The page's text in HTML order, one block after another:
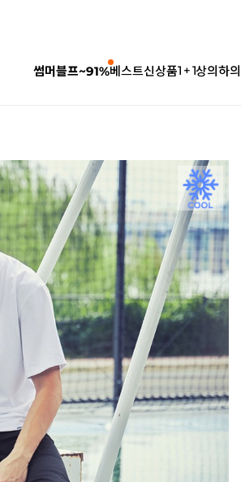
썸머블프~91%베스트신상품1 + 1상의하의